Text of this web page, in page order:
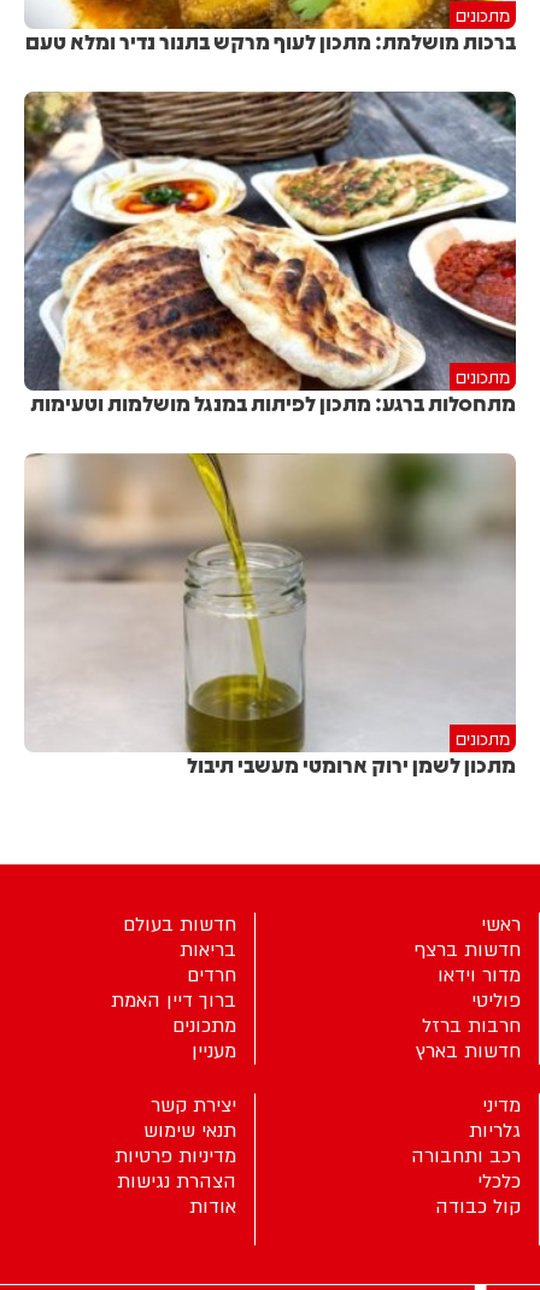
מתכונים
ברכות מושלמת: מתכון לעוף מרקש בתנור נדיר ומלא טעם
מתכונים
מתחסלות ברגע: מתכון לפיתות במנגל מושלמות וטעימות
מתכונים
מתכון לשמן ירוק ארומטי מעשבי תיבול
ראשי
חדשות ברצף
מדור וידאו
פוליטי
חרבות ברזל
חדשות בארץ
חדשות בעולם
בריאות
חרדים
ברוך דיין האמת
מתכונים
מעניין
מדיני
גלריות
רכב ותחבורה
כלכלי
קול כבודה
יצירת קשר
תנאי שימוש
מדיניות פרטיות
הצהרת נגישות
אודות